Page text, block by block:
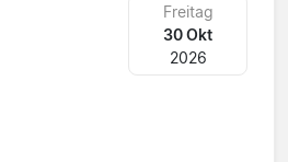
Freitag
30 Okt
2026